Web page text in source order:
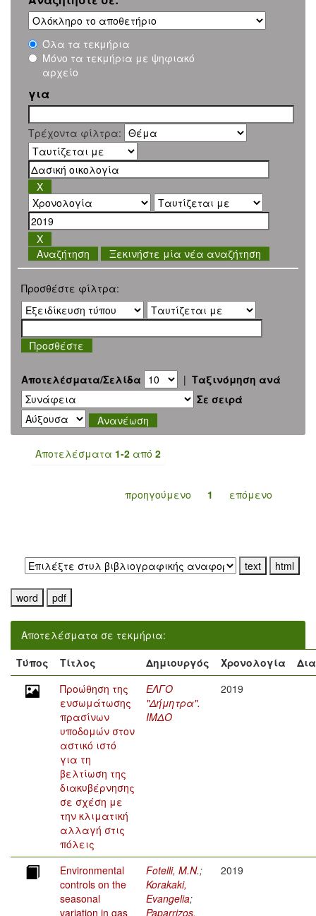
Όλα τα τεκμήρια
Μόνο τα τεκμήρια με ψηφιακό
αρχείο
για
Τρέχοντα φίλτρα:
Ξεκινήστε μία νέα αναζήτηση
Προσθέστε φίλτρα:
Αποτελέσματα/Σελίδα | Ταξινόμηση ανά
Σε σειρά
Αποτελέσματα 1-2 από 2
προηγούμενο 1 επόμενο
Αποτελέσματα σε τεκμήρια:
Τύπος
Τίτλος Δημιουργός Χρονολογία
Προώθηση της
ενσωμάτωσης
πρασίνων
υποδομών στον
αστικό ιστό
για τη
βελτίωση της
διακυβέρνησης
σε σχέση με
την κλιματική
αλλαγή στις
πόλεις
ΕΛΓΟ
"Δήμητρα".
ΙΜΔΟ
2019
Environmental
controls on the
seasonal
variation in gas
Fotelli, M.N.;
Korakaki,
Evangelia;
Paparrizos,
2019